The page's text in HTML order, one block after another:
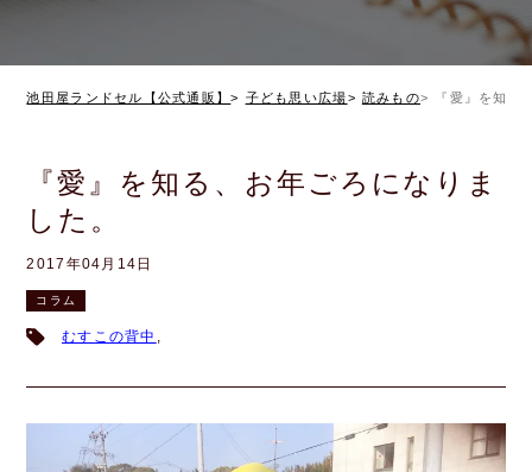
池田屋ランドセル【公式通販】 子ども思い広場 読みもの 『愛』を知る
『愛』を知る、お年ごろになりま
した。
2017年04月14日
コラム
むすこの背中